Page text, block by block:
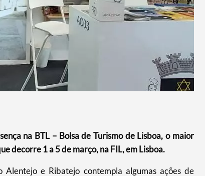
na BTL – Bolsa de Turismo de Lisboa, o maior
decorre 1 a 5 de março, na FIL, em Lisboa.
e Ribatejo contempla algumas ações de